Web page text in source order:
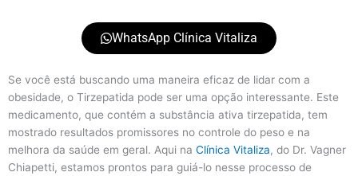
WhatsApp Clínica Vitaliza
Se você está buscando uma maneira eficaz de lidar com a
obesidade, o Tirzepatida pode ser uma opção interessante. Este
medicamento, que contém a substância ativa tirzepatida, tem
mostrado resultados promissores no controle do peso e na
melhora da saúde em geral. Aqui na Clínica Vitaliza, do Dr. Vagner
Chiapetti, estamos prontos para guiá-lo nesse processo de